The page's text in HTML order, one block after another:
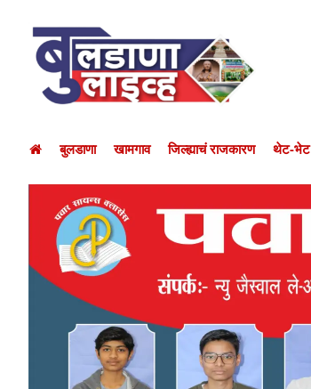
बुलडाणा खामगाव जिल्ह्याचं राजकारण थेट-भेट